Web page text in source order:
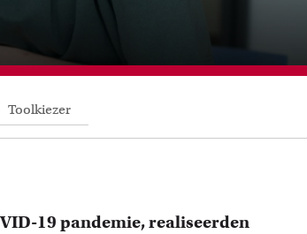
Toolkiezer
19 pandemie, realiseerden